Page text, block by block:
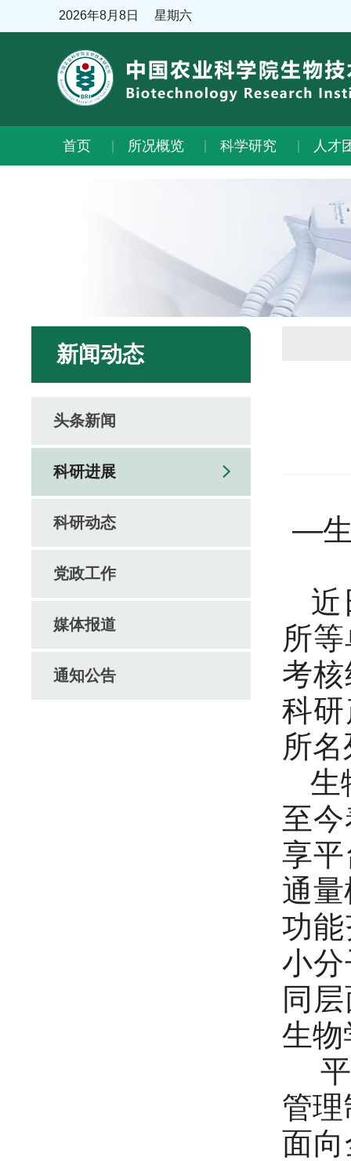
2026年8月8日 星期六
首页 所况概览 科学研究 人才
新闻动态
头条新闻
科研进展
科研动态
党政工作
媒体报道
通知公告
—生
近
所
考
科
所
生
至
享
通
功
小
同
生物
平
管
面